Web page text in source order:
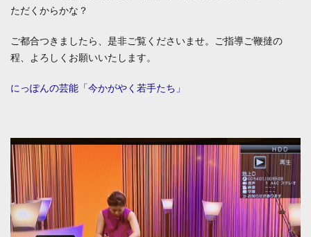
ただくからかな？
ご都合つきましたら、是非ご覧くださいませ。ご指導ご鞭撻の
程、よろしくお願いいたします。
にっぽんの芸能「今かがやく若手たち」